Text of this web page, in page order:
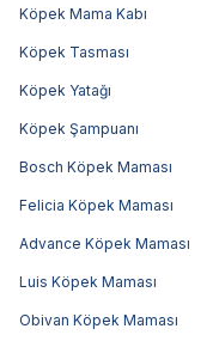
Köpek Mama Kabı
Köpek Tasması
Köpek Yatağı
Köpek Şampuanı
Bosch Köpek Maması
Felicia Köpek Maması
Advance Köpek Maması
Luis Köpek Maması
Obivan Köpek Maması